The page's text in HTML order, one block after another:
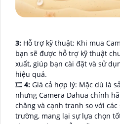
3: Hỗ trợ kỹ thuật: Khi mua
bạn sẽ được hỗ trợ kỹ thuật
xuất, giúp bạn cài đặt và sử
hiệu quả.
🎞 4: Giá cả hợp lý: Mặc dù là
nhưng Camera Dahua chính
chăng và cạnh tranh so với
trường, mang lại sự lựa chọn